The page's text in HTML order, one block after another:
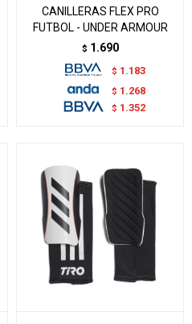
CANILLERAS FLEX PRO
FUTBOL - UNDER ARMOUR
$ 1.690
$ 1.183
$ 1.268
$ 1.352